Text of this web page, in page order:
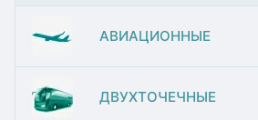
АВИАЦИОННЫЕ
ДВУХТОЧЕЧНЫЕ